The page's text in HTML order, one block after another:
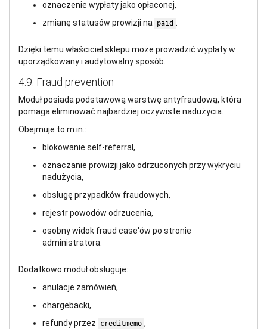
oznaczenie wypłaty jako opłaconej,
zmianę statusów prowizji na
paid
Dzięki temu właściciel sklepu może prowadzić wypłaty w
uporządkowany i audytowalny sposób.
4.9. Fraud prevention
Moduł posiada podstawową warstwę antyfraudową, która
pomaga eliminować najbardziej oczywiste nadużycia.
Obejmuje to m.in.:
blokowanie self-referral,
oznaczanie prowizji jako odrzuconych przy wykryciu
nadużycia,
obsługę przypadków fraudowych,
rejestr powodów odrzucenia,
osobny widok fraud case'ów po stronie
administratora.
Dodatkowo moduł obsługuje:
anulacje zamówień,
chargebacki,
refundy przez
creditmemo ,